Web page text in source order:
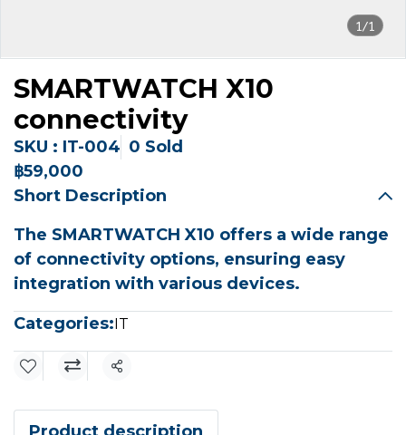
1/1
SMARTWATCH X10
connectivity
SKU : IT-004 0 Sold
฿59,000
Short Description
The SMARTWATCH X10 offers a wide range
of connectivity options, ensuring easy
integration with various devices.
Categories:IT
Share